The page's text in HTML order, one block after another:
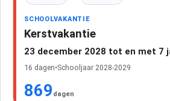
SCHOOLVAKANTIE
Kerstvakantie
23 december 2028 tot en met 7
16 dagen•Schooljaar 2028-2029
869 dagen